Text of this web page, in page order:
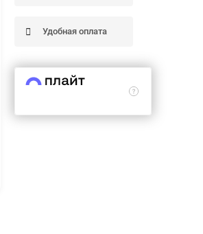
Удобная оплата